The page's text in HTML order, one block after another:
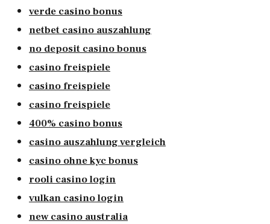
verde casino bonus
netbet casino auszahlung
no deposit casino bonus
casino freispiele
casino freispiele
casino freispiele
400% casino bonus
casino auszahlung vergleich
casino ohne kyc bonus
rooli casino login
vulkan casino login
new casino australia